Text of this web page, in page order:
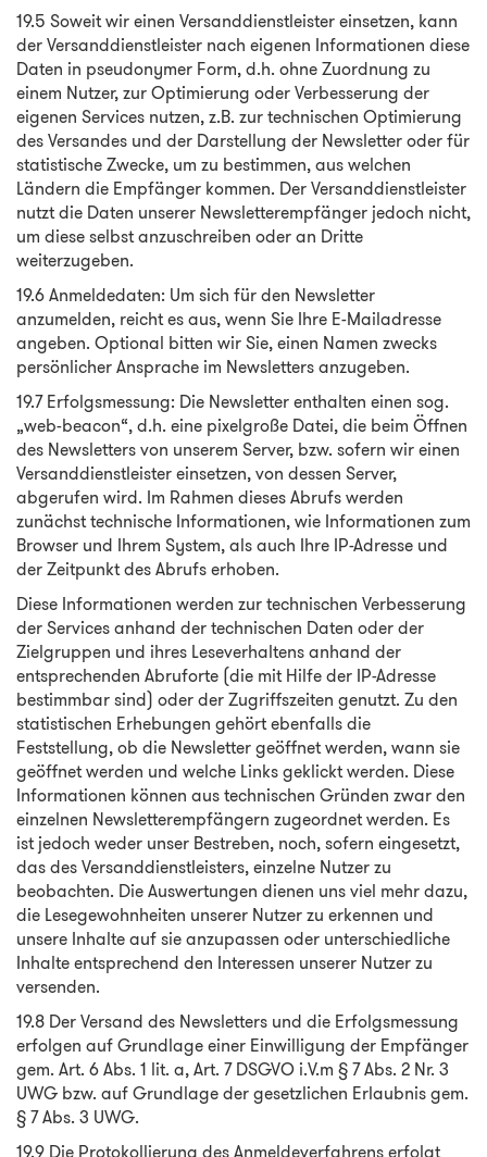
19.5 Soweit wir einen Versanddienstleister einsetzen, kann
der Versanddienstleister nach eigenen Informationen diese
Daten in pseudonymer Form, d.h. ohne Zuordnung zu
einem Nutzer, zur Optimierung oder Verbesserung der
eigenen Services nutzen, z.B. zur technischen Optimierung
des Versandes und der Darstellung der Newsletter oder für
statistische Zwecke, um zu bestimmen, aus welchen
Ländern die Empfänger kommen. Der Versanddienstleister
nutzt die Daten unserer Newsletterempfänger jedoch nicht,
um diese selbst anzuschreiben oder an Dritte
weiterzugeben.
19.6 Anmeldedaten: Um sich für den Newsletter
anzumelden, reicht es aus, wenn Sie Ihre E-Mailadresse
angeben. Optional bitten wir Sie, einen Namen zwecks
persönlicher Ansprache im Newsletters anzugeben.
19.7 Erfolgsmessung: Die Newsletter enthalten einen sog.
„web-beacon“, d.h. eine pixelgroße Datei, die beim Öffnen
des Newsletters von unserem Server, bzw. sofern wir einen
Versanddienstleister einsetzen, von dessen Server,
abgerufen wird. Im Rahmen dieses Abrufs werden
zunächst technische Informationen, wie Informationen zum
Browser und Ihrem System, als auch Ihre IP-Adresse und
der Zeitpunkt des Abrufs erhoben.
Diese Informationen werden zur technischen Verbesserung
der Services anhand der technischen Daten oder der
Zielgruppen und ihres Leseverhaltens anhand der
entsprechenden Abruforte (die mit Hilfe der IP-Adresse
bestimmbar sind) oder der Zugriffszeiten genutzt. Zu den
statistischen Erhebungen gehört ebenfalls die
Feststellung, ob die Newsletter geöffnet werden, wann sie
geöffnet werden und welche Links geklickt werden. Diese
Informationen können aus technischen Gründen zwar den
einzelnen Newsletterempfängern zugeordnet werden. Es
ist jedoch weder unser Bestreben, noch, sofern eingesetzt,
das des Versanddienstleisters, einzelne Nutzer zu
beobachten. Die Auswertungen dienen uns viel mehr dazu,
die Lesegewohnheiten unserer Nutzer zu erkennen und
unsere Inhalte auf sie anzupassen oder unterschiedliche
Inhalte entsprechend den Interessen unserer Nutzer zu
versenden.
19.8 Der Versand des Newsletters und die Erfolgsmessung
erfolgen auf Grundlage einer Einwilligung der Empfänger
gem. Art. 6 Abs. 1 lit. a, Art. 7 DSGVO i.V.m § 7 Abs. 2 Nr. 3
UWG bzw. auf Grundlage der gesetzlichen Erlaubnis gem.
§ 7 Abs. 3 UWG.